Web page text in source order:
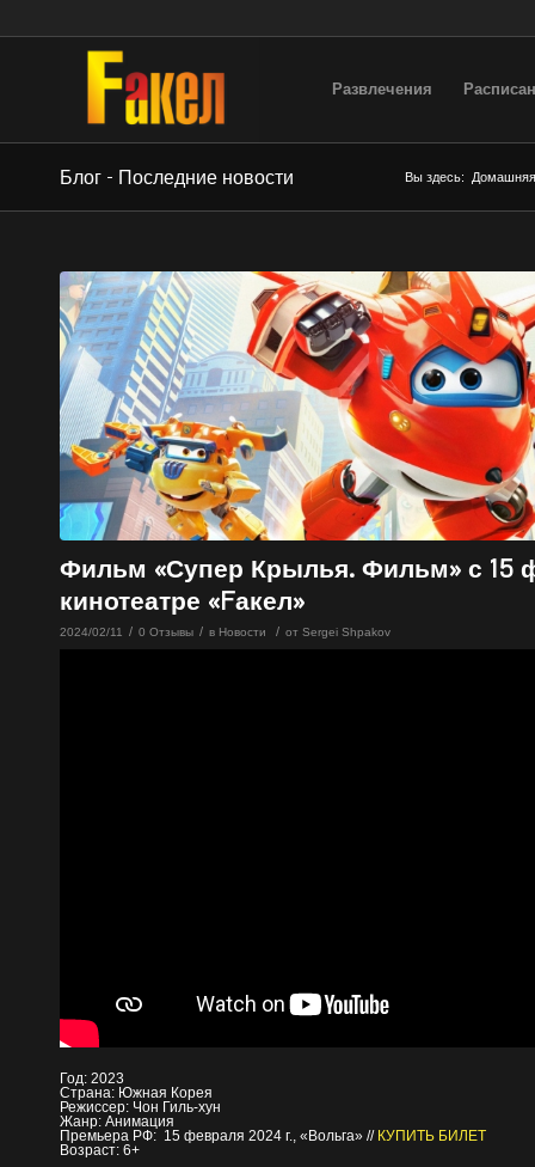
Развлечения
Блог - Последние новости Вы здесь:
Фильм «Супер Крылья. Фильм» с 15
кинотеатре «Fакел»
2024/02/11 / 0 Отзывы / в Новости / от Sergei Shpakov
Год: 2023
Страна: Южная Корея
Режиссер: Чон Гиль-хун
Жанр: Анимация
Премьера РФ: 15 февраля 2024 г., «Вольга» // КУПИТЬ БИЛЕТ
Возраст: 6+